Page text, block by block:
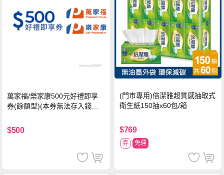
萬家福/樂家康500元好禮即享
券(餘額型)(本券無法存入錢包
$500
(門市專用)倍潔雅超質感抽取式
衛生紙150抽x60包/箱
$769
券 免運